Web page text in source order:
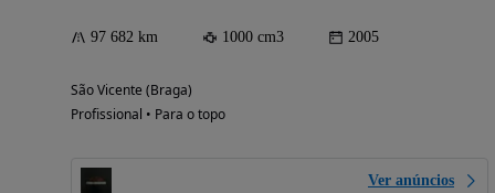
97 682 km 1000 cm3 2005
São Vicente (Braga)
Profissional • Para o topo
Ver anúncios